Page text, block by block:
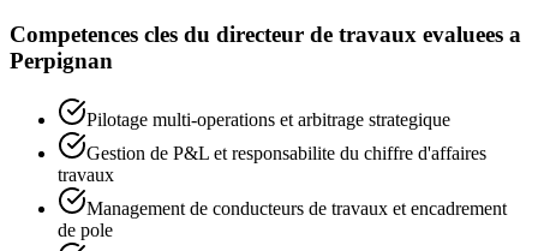
Competences cles du directeur de travaux evaluees a
Perpignan
Pilotage multi-operations et arbitrage strategique
Gestion de P&L et responsabilite du chiffre d'affaires
travaux
Management de conducteurs de travaux et encadrement
de pole